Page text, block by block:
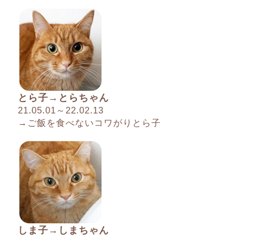
とら子→とらちゃん
21.05.01～22.02.13
→ご飯を食べないコワがりとら子
しま子→しまちゃん